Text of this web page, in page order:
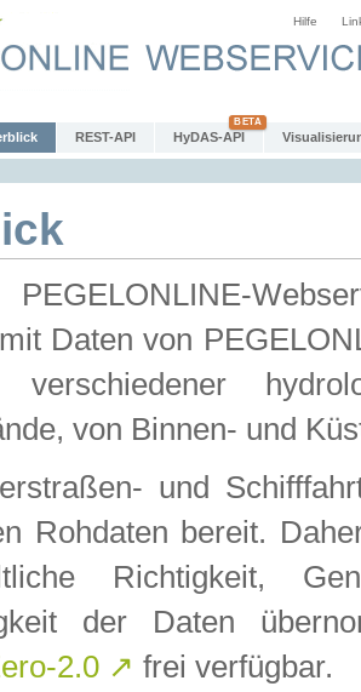
Hilfe
REST-API HyDAS-API
Daten von
verschiedener
von Binnen- und
und
Rohdaten bereit.
Richtigkeit,
der Daten
2.0 ↗ frei verfügbar.